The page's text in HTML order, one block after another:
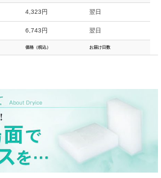
4,323円 翌日
6,743円 翌日
価格（税込） お届け日数